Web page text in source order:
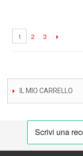
1 2 3
IL MIO CARRELLO